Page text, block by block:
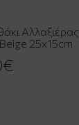
Αλλαξιέρας
25x15cm